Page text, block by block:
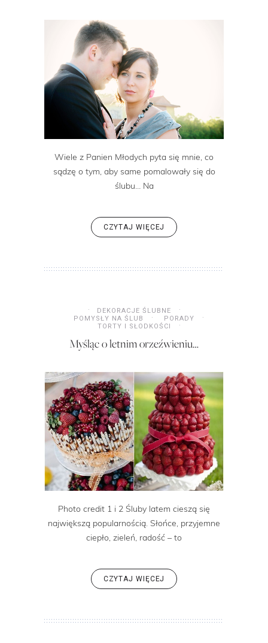
Wiele z Panien Młodych pyta się mnie, co
sądzę o tym, aby same pomalowały się do
ślubu… Na
CZYTAJ WIĘCEJ
DEKORACJE ŚLUBNE
POMYSŁY NA ŚLUB
PORADY
TORTY I SŁODKOŚCI
Myśląc o letnim orzeźwieniu…
Photo credit 1 i 2 Śluby latem cieszą się
największą popularnością. Słońce, przyjemne
ciepło, zieleń, radość – to
CZYTAJ WIĘCEJ